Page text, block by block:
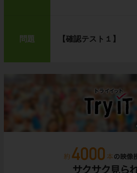
問題 【確認テスト１】